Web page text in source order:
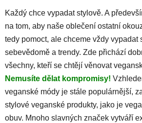
Každý chce vypadat stylově. A
na tom, aby naše oblečení ostatní
tedy pomoct, ale chceme vždy vypadat
sebevědomě a trendy. Zde přichází
všechny, kteří se chtějí věnovat
Nemusíte dělat kompromisy!
veganské módy je stále populárnější,
stylové veganské produkty, jako je
obuv. Mnoho slavných značek vytváří